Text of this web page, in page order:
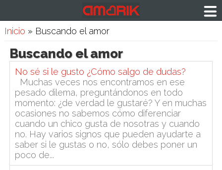
Usted está aquí
Inicio » Buscando el amor
Buscando el amor
No sé si le gusto ¿Cómo salgo de dudas?
Muchas veces nos encontramos en ese
pesado dilema, preguntándonos en todo
momento: ¿de verdad le gustaré? Y en muchas
ocasiones no sabemos cómo diferenciar
cuando un chico gusta de nosotras y cuando
no. Hay varios signos que pueden ayudarte a
saber si le gustas o no, sólo debes poner un
poco de...